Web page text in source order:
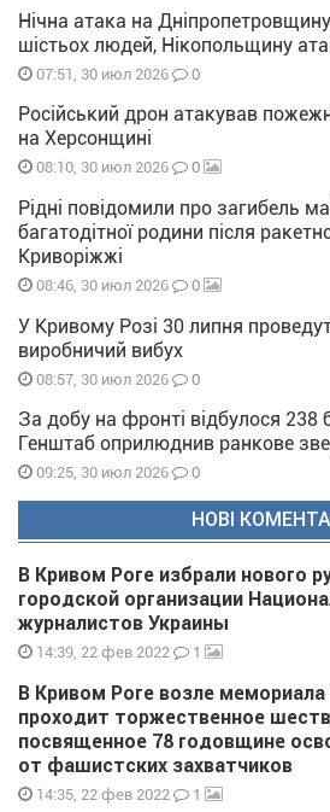
Нічна атака на
шістьох людей, Нікопольщину
07:51, 30 июл 2026 0
Російський дрон атакував
на Херсонщині
08:10, 30 июл 2026 0
Рідні повідомили про загибель
багатодітної родини після
Криворіжжі
08:46, 30 июл 2026 0
У Кривому Розі 30 липня
виробничий вибух
08:57, 30 июл 2026 0
За добу на фронті відбулося 238
Генштаб оприлюднив ранкове
09:25, 30 июл 2026 0
НОВІ
В Кривом Роге избрали нового
городской организации
журналистов Украины
14:39, 22 фев 2022 1
В Кривом Роге возле
проходит торжественное
посвященное 78 годовщине
от фашистских захватчиков
14:35, 22 фев 2022 1